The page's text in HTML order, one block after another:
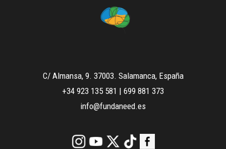
C/ Almansa, 9. 37003. Salamanca, España
+34 923 135 581 | 699 881 373
info@fundaneed.es